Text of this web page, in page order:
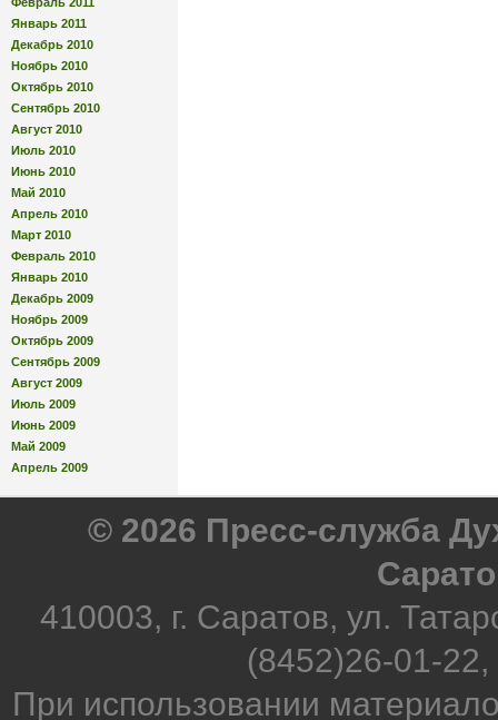
Январь 2011
Декабрь 2010
Ноябрь 2010
Октябрь 2010
Сентябрь 2010
Август 2010
Июль 2010
Июнь 2010
Май 2010
Апрель 2010
Март 2010
Февраль 2010
Январь 2010
Декабрь 2009
Ноябрь 2009
Октябрь 2009
Сентябрь 2009
Август 2009
Июль 2009
Июнь 2009
Май 2009
Апрель 2009
© 2026 Пресс-служба
410003, г. Саратов, ул.
(8452)26-01-
При использовании